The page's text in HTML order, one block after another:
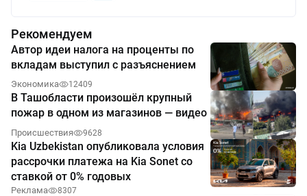
Рекомендуем
Автор идеи налога на проценты по
вкладам выступил с разъяснением
Экономика 12409
В Ташобласти произошёл крупный
пожар в одном из магазинов — видео
Происшествия 9628
Kia Uzbekistan опубликовала условия
рассрочки платежа на Kia Sonet со
ставкой от 0% годовых
Реклама 8307